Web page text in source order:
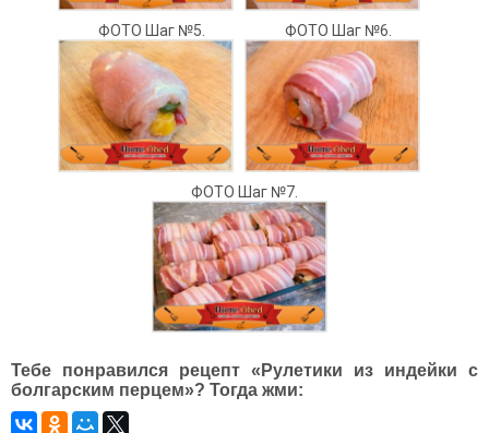
ФОТО Шаг №5. ФОТО Шаг №6.
ФОТО Шаг №7.
Тебе понравился рецепт «Рулетики из индейки с
болгарским перцем»? Тогда жми: